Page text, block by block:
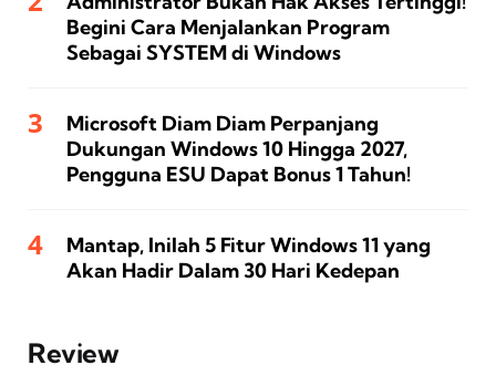
Begini Cara Menjalankan Program
Sebagai SYSTEM di Windows
Microsoft Diam Diam Perpanjang
Dukungan Windows 10 Hingga 2027,
Pengguna ESU Dapat Bonus 1 Tahun!
Mantap, Inilah 5 Fitur Windows 11 yang
Akan Hadir Dalam 30 Hari Kedepan
Review